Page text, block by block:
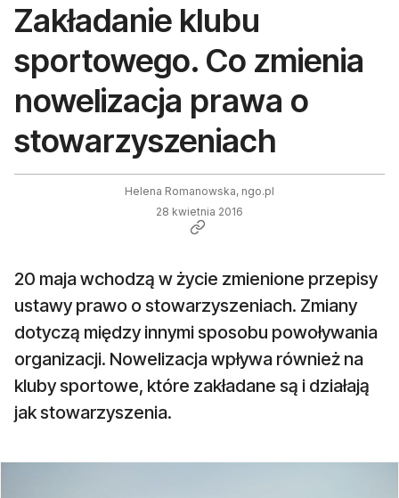
Zakładanie klubu
sportowego. Co zmienia
nowelizacja prawa o
stowarzyszeniach
Helena Romanowska, ngo.pl
28 kwietnia 2016
20 maja wchodzą w życie zmienione przepisy
ustawy prawo o stowarzyszeniach. Zmiany
dotyczą między innymi sposobu powoływania
organizacji. Nowelizacja wpływa również na
kluby sportowe, które zakładane są i działają
jak stowarzyszenia.